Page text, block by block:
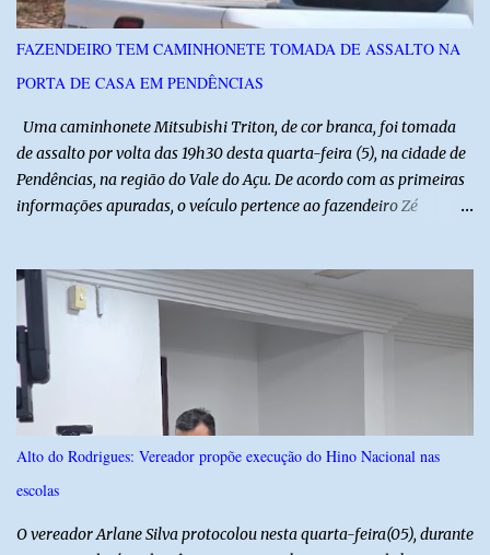
referência na fruticultura irrigada, promovendo conhecimento,
inovação e oportunidades para o desenvolvimento do agronegócio
potiguar. @associacaodiba
FAZENDEIRO TEM CAMINHONETE TOMADA DE ASSALTO NA
PORTA DE CASA EM PENDÊNCIAS
Uma caminhonete Mitsubishi Triton, de cor branca, foi tomada
de assalto por volta das 19h30 desta quarta-feira (5), na cidade de
Pendências, na região do Vale do Açu. De acordo com as primeiras
informações apuradas, o veículo pertence ao fazendeiro Zé
anunciaram o assalto no momento em que ela estava em frente à
residência, no Centro da cidade. Ainda conforme relatos de
testemunhas, os suspeitos utilizavam roupas semelhantes a
uniformes de empresa, o que pode ter ajudado a não despertar
suspeitas antes da abordagem. Após a ação criminosa, a dupla
fugiu levando a caminhonete em direção ainda desconhecida. A
Polícia Militar foi acionada logo após o crime e realiza diligências
na região na tentativa de localizar o veículo e identificar os
autores do assalto. Qualquer informação que possa ajudar na
ser repassad...
Alto do Rodrigues: Vereador propõe execução do Hino Nacional nas
escolas
O vereador Arlane Silva protocolou nesta quarta-feira(05), durante